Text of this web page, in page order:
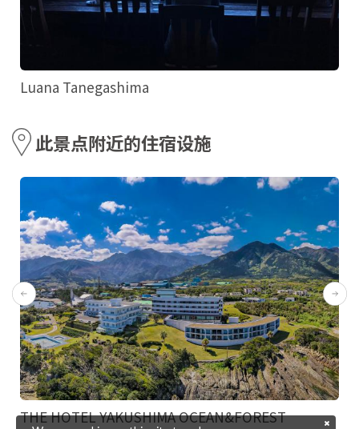
Luana Tanegashima
此景点附近的住宿设施
THE HOTEL YAKUSHIMA OCEAN&FOREST